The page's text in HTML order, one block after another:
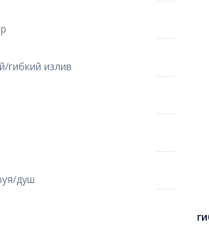
гибкий излив
душ